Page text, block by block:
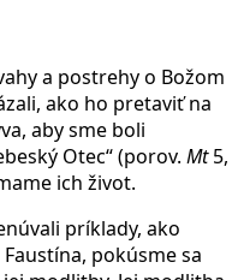
a postrehy o Božom
ako ho pretaviť na
aby sme boli
Otec“ (porov. Mt5,
ich život.
príklady, ako
pokúsme sa